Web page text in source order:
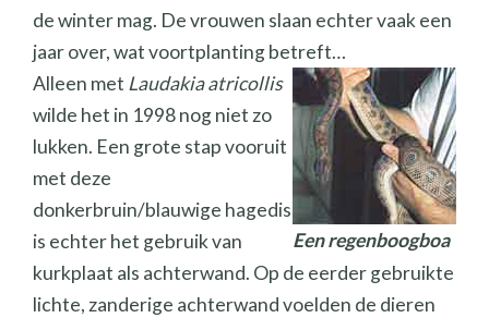
de winter mag. De vrouwen slaan echter vaak een
jaar over, wat voortplanting betreft…
Een regenboogboa
Alleen met Laudakia atricollis
wilde het in 1998 nog niet zo
lukken. Een grote stap vooruit
met deze
donkerbruin/blauwige hagedis
is echter het gebruik van
kurkplaat als achterwand. Op de eerder gebruikte
lichte, zanderige achterwand voelden de dieren